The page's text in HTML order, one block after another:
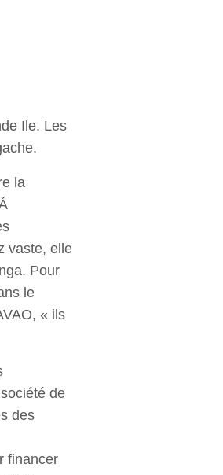
Ile. Les
la
vaste, elle
Pour
le
« ils
de
des
financer